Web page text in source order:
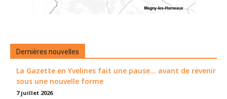
Dernières nouvelles
La Gazette en Yvelines fait une pause... avant de revenir
sous une nouvelle forme
7 juillet 2026